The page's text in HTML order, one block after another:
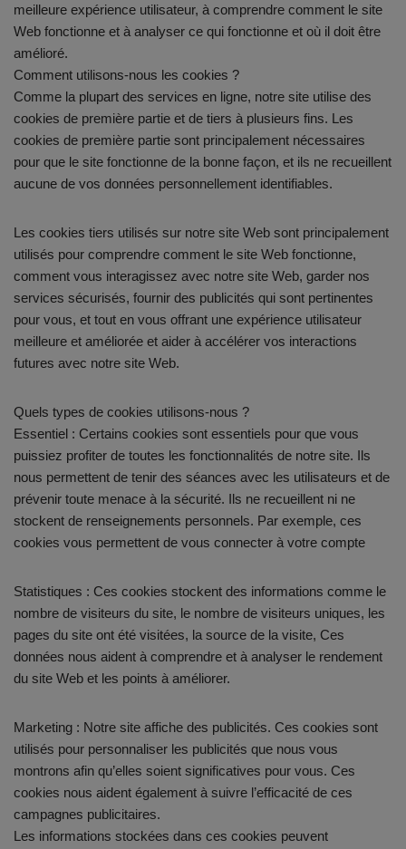
meilleure expérience utilisateur, à comprendre comment le site
Web fonctionne et à analyser ce qui fonctionne et où il doit être
amélioré.
Comment utilisons-nous les cookies ?
Comme la plupart des services en ligne, notre site utilise des
cookies de première partie et de tiers à plusieurs fins. Les
cookies de première partie sont principalement nécessaires
pour que le site fonctionne de la bonne façon, et ils ne recueillent
aucune de vos données personnellement identifiables.
Les cookies tiers utilisés sur notre site Web sont principalement
utilisés pour comprendre comment le site Web fonctionne,
comment vous interagissez avec notre site Web, garder nos
services sécurisés, fournir des publicités qui sont pertinentes
pour vous, et tout en vous offrant une expérience utilisateur
meilleure et améliorée et aider à accélérer vos interactions
futures avec notre site Web.
Quels types de cookies utilisons-nous ?
Essentiel : Certains cookies sont essentiels pour que vous
puissiez profiter de toutes les fonctionnalités de notre site. Ils
nous permettent de tenir des séances avec les utilisateurs et de
prévenir toute menace à la sécurité. Ils ne recueillent ni ne
stockent de renseignements personnels. Par exemple, ces
cookies vous permettent de vous connecter à votre compte
Statistiques : Ces cookies stockent des informations comme le
nombre de visiteurs du site, le nombre de visiteurs uniques, les
pages du site ont été visitées, la source de la visite, Ces
données nous aident à comprendre et à analyser le rendement
du site Web et les points à améliorer.
Marketing : Notre site affiche des publicités. Ces cookies sont
utilisés pour personnaliser les publicités que nous vous
montrons afin qu’elles soient significatives pour vous. Ces
cookies nous aident également à suivre l’efficacité de ces
campagnes publicitaires.
Les informations stockées dans ces cookies peuvent